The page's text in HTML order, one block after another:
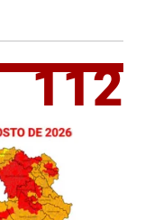
112